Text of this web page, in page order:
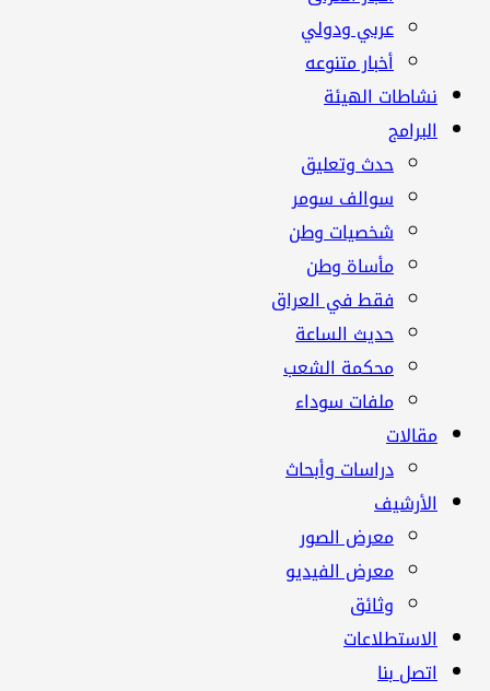
عربي ودولي
أخبار متنوعه
نشاطات الهيئة
البرامج
حدث وتعليق
سوالف سومر
شخصيات وطن
مأساة وطن
فقط في العراق
حديث الساعة
محكمة الشعب
ملفات سوداء
مقالات
دراسات وأبحاث
الأرشيف
معرض الصور
معرض الفيديو
وثائق
الاستطلاعات
اتصل بنا